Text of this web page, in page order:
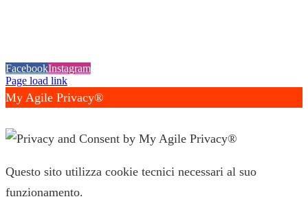
FacebookInstagram
Page load link
My Agile Privacy®
Questo sito utilizza cookie tecnici necessari al suo
funzionamento.